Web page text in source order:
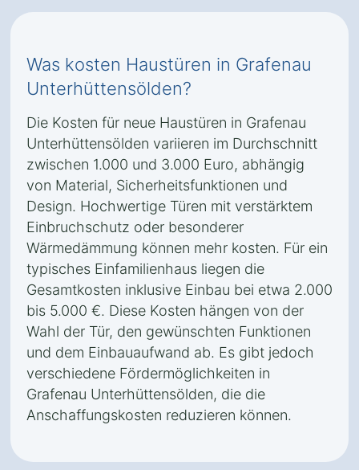
Was kosten Haustüren in Grafenau
Unterhüttensölden?
Die Kosten für neue Haustüren in Grafenau
Unterhüttensölden variieren im Durchschnitt
zwischen 1.000 und 3.000 Euro, abhängig
von Material, Sicherheitsfunktionen und
Design. Hochwertige Türen mit verstärktem
Einbruchschutz oder besonderer
Wärmedämmung können mehr kosten. Für ein
typisches Einfamilienhaus liegen die
Gesamtkosten inklusive Einbau bei etwa 2.000
bis 5.000 €. Diese Kosten hängen von der
Wahl der Tür, den gewünschten Funktionen
und dem Einbauaufwand ab. Es gibt jedoch
verschiedene Fördermöglichkeiten in
Grafenau Unterhüttensölden, die die
Anschaffungskosten reduzieren können.